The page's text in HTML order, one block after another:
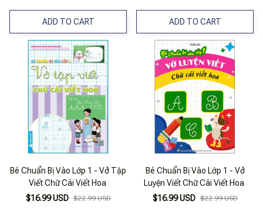
ADD TO CART ADD TO CART
Bé Chuẩn Bị Vào Lớp 1 - Vở Tập
Viết Chữ Cái Viết Hoa
$16.99 USD $22.99 USD
Bé Chuẩn Bị Vào Lớp 1 - Vở
Luyện Viết Chữ Cái Viết Hoa
$16.99 USD $22.99 USD